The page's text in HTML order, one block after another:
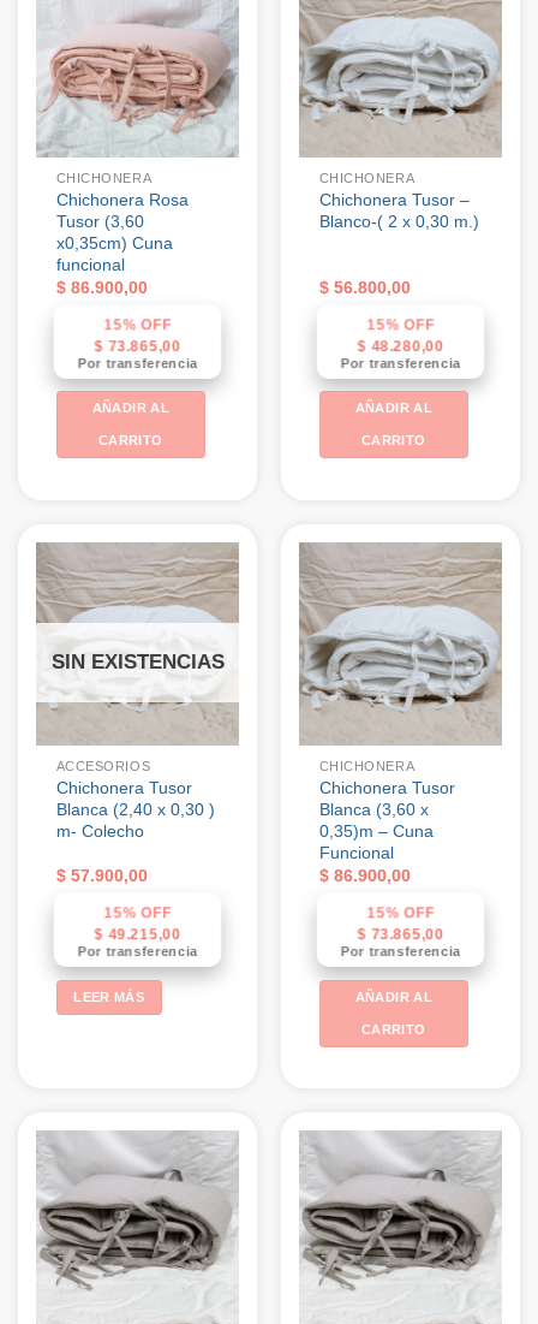
CHICHONERA
Chichonera Rosa
Tusor (3,60
x0,35cm) Cuna
funcional
$86.900,00
15% OFF
$ 73.865,00
Por transferencia
AÑADIR AL
CARRITO
CHICHONERA
Chichonera Tusor –
Blanco-( 2 x 0,30 m.)
$56.800,00
15% OFF
$ 48.280,00
Por transferencia
AÑADIR AL
CARRITO
SIN EXISTENCIAS
ACCESORIOS
Chichonera Tusor
Blanca (2,40 x 0,30 )
m- Colecho
$57.900,00
15% OFF
$ 49.215,00
Por transferencia
LEER MÁS
CHICHONERA
Chichonera Tusor
Blanca (3,60 x
0,35)m – Cuna
Funcional
$86.900,00
15% OFF
$ 73.865,00
Por transferencia
AÑADIR AL
CARRITO